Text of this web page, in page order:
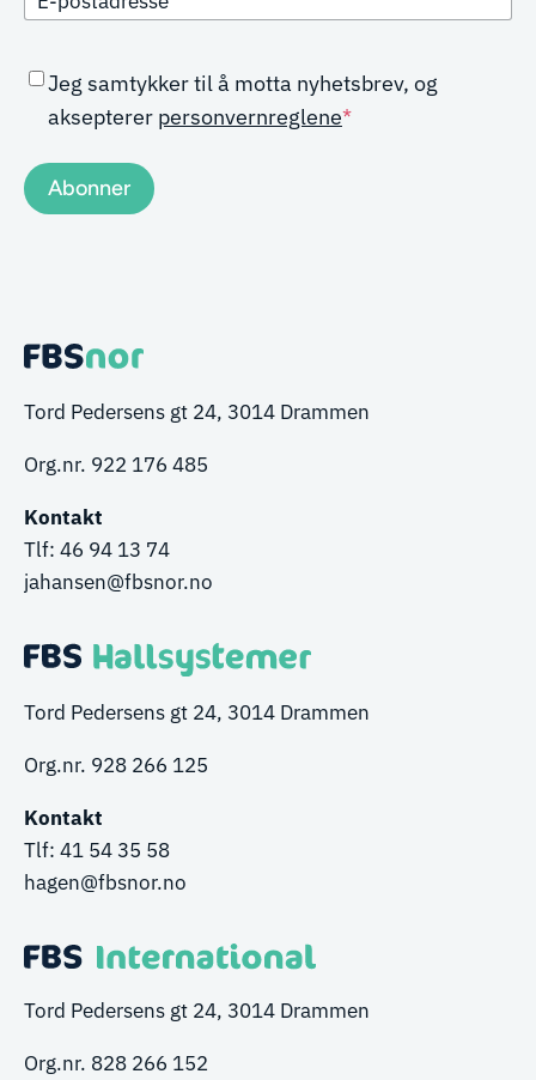
CAPTCHA
Samtykke*
Jeg samtykker til å motta nyhetsbrev, og
aksepterer personvernreglene*
Tord Pedersens gt 24, 3014 Drammen
Org.nr. 922 176 485
Kontakt
Tlf: 46 94 13 74
jahansen@fbsnor.no
Tord Pedersens gt 24, 3014 Drammen
Org.nr. 928 266 125
Kontakt
Tlf: 41 54 35 58
hagen@fbsnor.no
Tord Pedersens gt 24, 3014 Drammen
Org.nr. 828 266 152